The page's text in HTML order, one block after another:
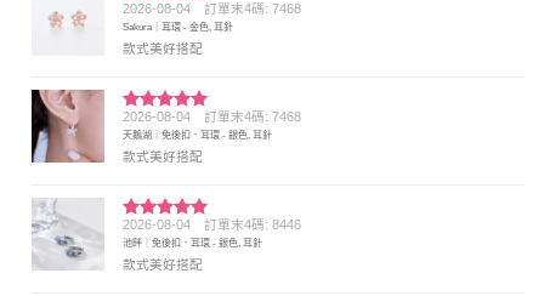
評分5 滿
分 5
2026-08-04 訂單末4碼: 7468
Sakura｜耳環 - 金色, 耳針
款式美好搭配
評分5 滿
分 5
2026-08-04 訂單末4碼: 7468
天鵝湖｜免後扣．耳環 - 銀色, 耳針
款式美好搭配
評分5 滿
分 5
2026-08-04 訂單末4碼: 8446
池畔｜免後扣．耳環 - 銀色, 耳針
款式美好搭配